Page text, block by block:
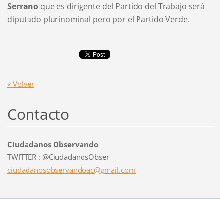
Serranoque es dirigente del Partido del Trabajo será
diputado plurinominal pero por el Partido Verde.
« Volver
Contacto
Ciudadanos Observando
TWITTER : @CiudadanosObser
ciudadanosobservandoac@gmail.com